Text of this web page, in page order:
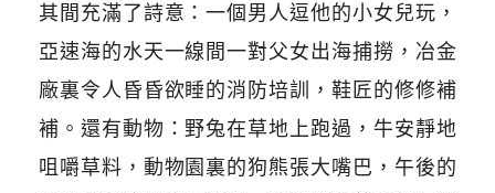
其間充滿了詩意：一個男人逗他的小女兒玩，
亞速海的水天一線間一對父女出海捕撈，冶金
廠裏令人昏昏欲睡的消防培訓，鞋匠的修修補
補。還有動物：野兔在草地上跑過，牛安靜地
咀嚼草料，動物園裏的狗熊張大嘴巴，午後的